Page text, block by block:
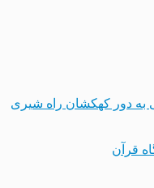
دور کهکشان راه شیری
قرآن